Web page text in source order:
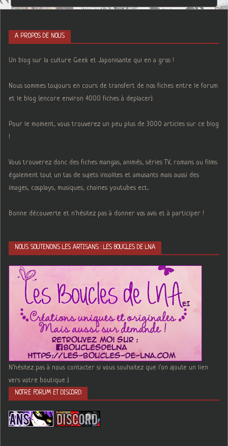
A PROPOS DE NOUS
Un blog sur la culture Geek et Japonisante qui en a gros !
Nous sommes toujours en cours de transfert de nos fiches entre le forum
et le blog (encore environ 4000 fiches à deplacer).
Pour le moment, vous trouverez un peu plus de 3000 articles sur ce blog
!
Vous trouverez donc des fiches mangas, animés, séries TV, romans ou films
également tout un tas de sujets insolites et amusants mais aussi des
images, cosplays, musiques, chaines youtubes ect...
Bonne découverte et n'hésitez pas à donner vos avis et à participer !
NOUS SOUTENONS LES ARTISANS : LES BOUCLES DE LNA
N'hésitez pas à nous contacter si vous souhaitez que l'on ajoute un lien
vers votre boutique :)
NOTRE FORUM ET DISCORD